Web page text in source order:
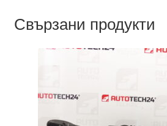
Свързани продукти